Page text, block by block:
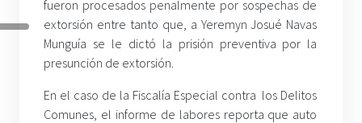
fueron procesados penalmente por sospechas de
extorsión entre tanto que, a Yeremyn Josué Navas
Munguía se le dictó la prisión preventiva por la
presunción de extorsión.
En el caso de la Fiscalía Especial contra los Delitos
Comunes, el informe de labores reporta que auto